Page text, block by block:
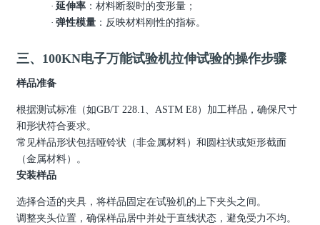
·延伸率 ：材料断裂时的变形量；
·弹性模量 ：反映材料刚性的指标。
三、100KN电子万能试验机拉伸试验的操作步骤
样品准备
根据测试标准（如GB/T 228.1、ASTM E8）加工样品，确保尺寸
和形状符合要求。
常见样品形状包括哑铃状（非金属材料）和圆柱状或矩形截面
（金属材料）。
安装样品
选择合适的夹具，将样品固定在试验机的上下夹头之间。
调整夹头位置，确保样品居中并处于直线状态，避免受力不均。